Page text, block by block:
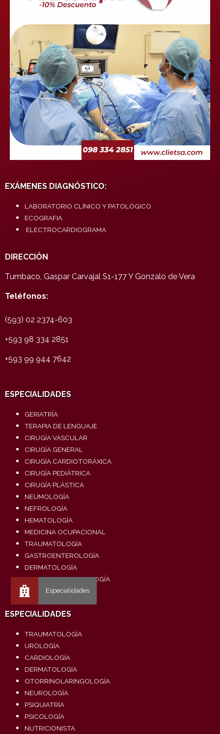
EXÁMENES DIAGNÓSTICO:
LABORATORIO CLÍNICO Y PATOLÓGICO
ECOGRAFIA
ELECTROCARDIOGRAMA
DIRECCIÓN
Tumbaco, Gaspar Carvajal S1-177 Y Gonzalo de Vera
Teléfonos:
(593) 02 2374-603
+593 98 334 2851
+593 99 944 7642
ESPECIALIDADES
GERIATRÍA
TERAPIA DE LENGUAJE
CIRUGÍA VASCULAR
CIRUGÍA GENERAL
CIRUGÍA CARDIOTORÁXICA
CIRUGÍA PEDIÁTRICA
CIRUGÍA PLÁSTICA
NEUMOLOGÍA
NEFROLOGÍA
HEMATOLOGÍA
MEDICINA OCUPACIONAL
TRAUMATOLOGÍA
GASTROENTEROLOGÍA
DERMATOLOGÍA
OTORRINOLARINGOLOGÍA
ESPECIALIDADES
TRAUMATOLOGÍA
UROLOGÍA
CARDIOLOGÍA
DERMATOLOGÍA
OTORRINOLARINGOLOGÍA
NEUROLOGÍA
PSIQUIATRÍA
PSICOLOGÍA
NUTRICIONISTA